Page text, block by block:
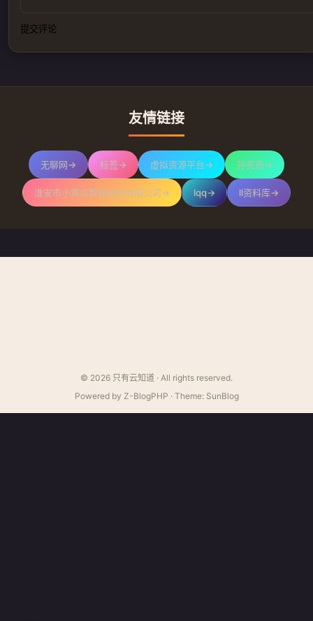
提交评论
友情链接
无聊网→ 标签→ 虚拟资源平台→ 孙亮亮→
淮安市小黄瓜智能科技有限公司→ lqq→ ll资料库→
© 2026 只有云知道 · All rights reserved.
Powered by Z-BlogPHP · Theme: SunBlog